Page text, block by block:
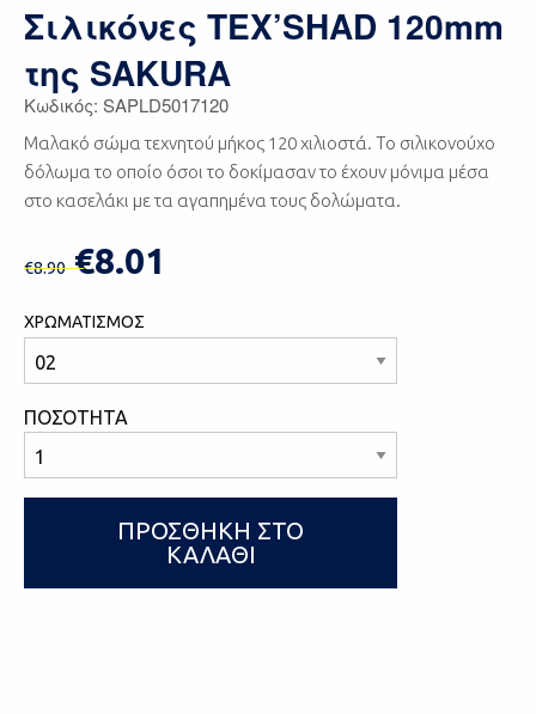
Σιλικόνες TEX’SHAD 120mm
της SAKURA
Κωδικός: SAPLD5017120
Μαλακό σώμα τεχνητού μήκος 120 χιλιοστά. Το σιλικονούχο
δόλωμα το οποίο όσοι το δοκίμασαν το έχουν μόνιμα μέσα
στο κασελάκι με τα αγαπημένα τους δολώματα.
€8.90€8.01
ΧΡΩΜΑΤΙΣΜΟΣ
ΠΟΣΟΤΗΤΑ
ΠΡΟΣΘΗΚΗ ΣΤΟ
ΚΑΛΑΘΙ